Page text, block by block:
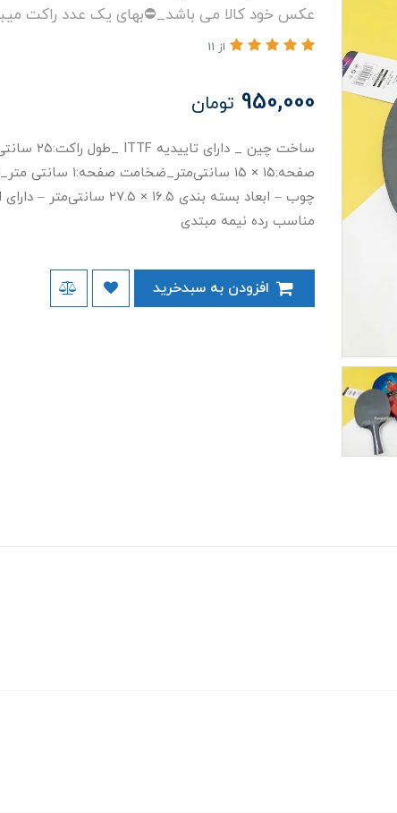
عکس خود کالا می باشد_⛔️بهای یک عدد راکت
از 11
950,000 تومان
چوب – ابعاد بسته بندی
مناسب رده نیمه مبتدی